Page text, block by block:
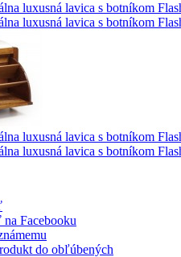
Facebooku
do obľúbených